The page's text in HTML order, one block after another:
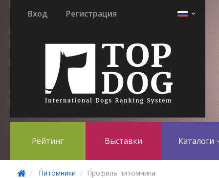
Вход Регистрация
Рейтинг Выставки Каталоги
Питомники Профиль питомника